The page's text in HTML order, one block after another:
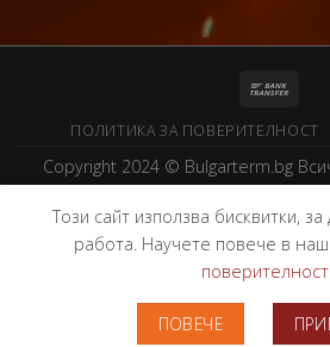
ПОЛИТИКА ЗА ПОВЕРИТЕЛНОСТ
Copyright 2024 © Bulgarterm.bg
Този сайт използва бисквитки,
работа. Научете повече в
поверителност
ПОВЕЧЕ